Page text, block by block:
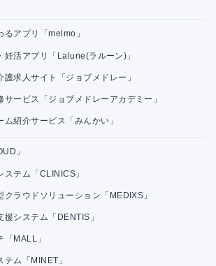
るアプリ「melmo」
妊活アプリ「Lalune(ラルーン)」
護求人サイト「ジョブメドレー」
サービス「ジョブメドレーアカデミー」
紹介サービス「みんかい」
」
ステム「CLINICS」
クラウドソリューション「MEDIXS」
システム「DENTIS」
MALL」
ム「MINET」